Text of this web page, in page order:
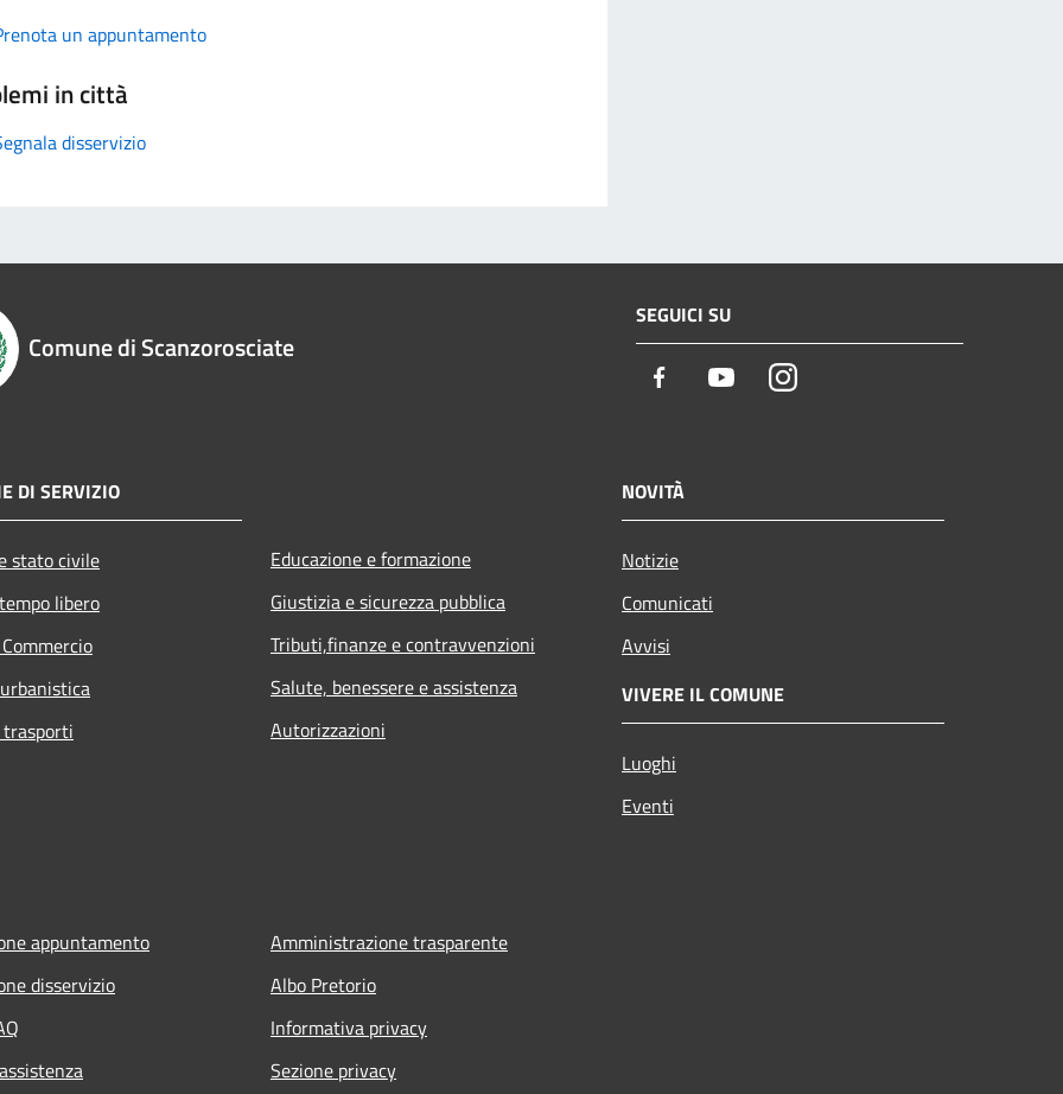
un appuntamento
in città
disservizio
Comune di Scanzorosciate
SEGUICI SU
Facebook YoutubeInstagram
DI SERVIZIO
stato civile
libero
Educazione e formazione
Giustizia e sicurezza pubblica
Tributi,finanze e contravvenzioni
Salute, benessere e assistenza
Autorizzazioni
NOVITÀ
Notizie
Comunicati
Avvisi
VIVERE IL COMUNE
Luoghi
Eventi
appuntamento
disservizio
Amministrazione trasparente
Albo Pretorio
Informativa privacy
Sezione privacy